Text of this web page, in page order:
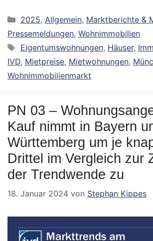
Kategorien
2025, Allgemein, Marktberichte &
Pressemeldungen, Wohnimmobilien
Schlagwörter
Eigentumswohnungen, Häuser,
IVD, Mietpreise, Mietwohnungen,
Wohnimmobilienmarkt
PN 03 –
Kauf nimmt in Bayern
Württemberg um je
Drittel im Vergleich zur
der Trendwende zu
18. Januar 2024 von Stephan Kippes